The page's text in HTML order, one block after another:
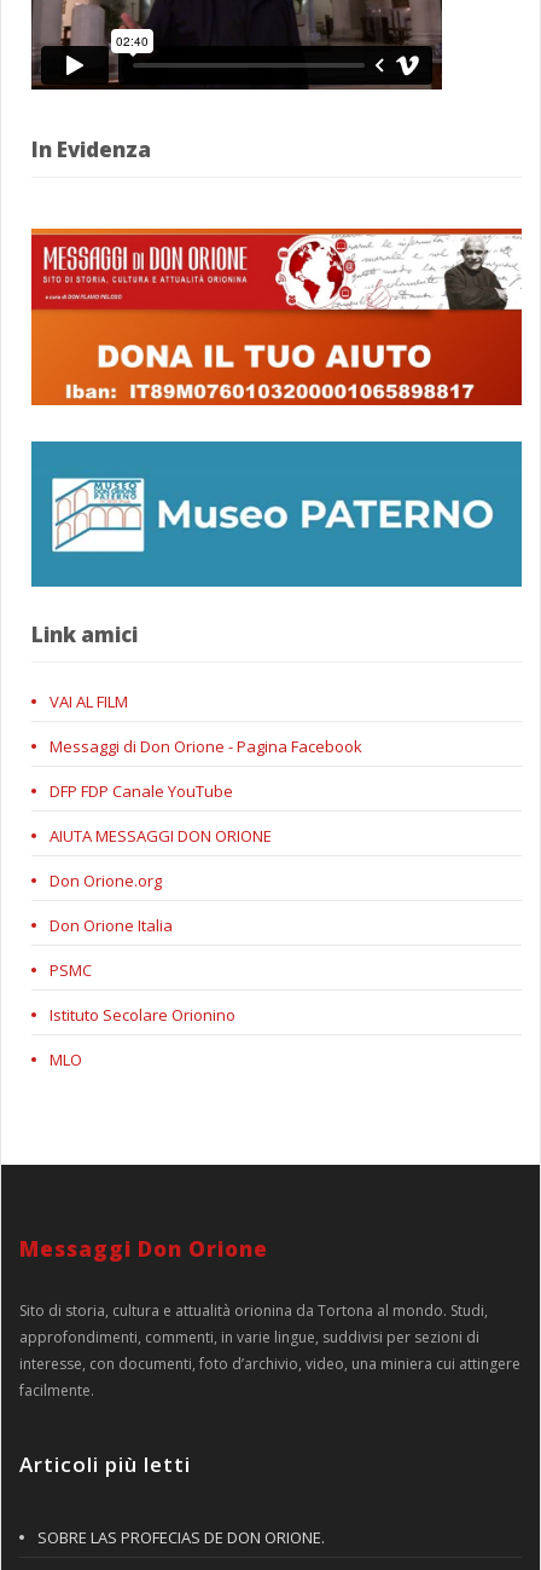
In Evidenza
Link amici
VAI AL FILM
Messaggi di Don Orione - Pagina Facebook
DFP FDP Canale YouTube
AIUTA MESSAGGI DON ORIONE
Don Orione.org
Don Orione Italia
PSMC
Istituto Secolare Orionino
MLO
Messaggi Don Orione
Sito di storia, cultura e attualità orionina da Tortona al mondo. Studi,
approfondimenti, commenti, in varie lingue, suddivisi per sezioni di
interesse, con documenti, foto d’archivio, video, una miniera cui attingere
facilmente.
Articoli più letti
SOBRE LAS PROFECIAS DE DON ORIONE.